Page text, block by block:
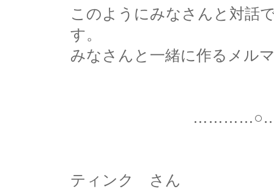
このようにみなさんと対話
す。
みなさんと一緒に作るメル
ティンク さん